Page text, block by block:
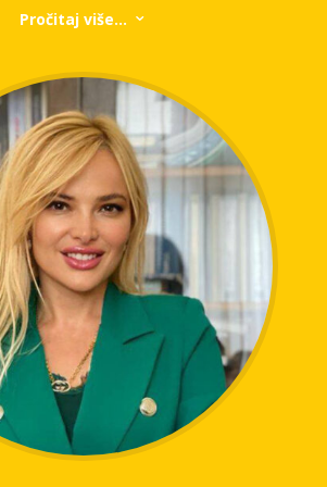
stručnjaka u industriji u pogledu
tehnologija poput umjetne
sektore. Uspješnu karijeru
telekomunikacija, gdje je u
ostvarila značajna postignuća u
marketinga, strategije i
Akademsko obrazovanje stekla je na
u Zagrebu gdje je uspješno i
MBA studij. Također je
menadžment i marketing na
Universityju​.
Pročitaj više... 3